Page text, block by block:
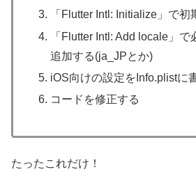
「Flutter Intl: Initialize」で初
「Flutter Intl: Add locale」
追加する(ja_JPとか)
iOS向けの設定をInfo.plistに
コードを修正する
たったこれだけ！